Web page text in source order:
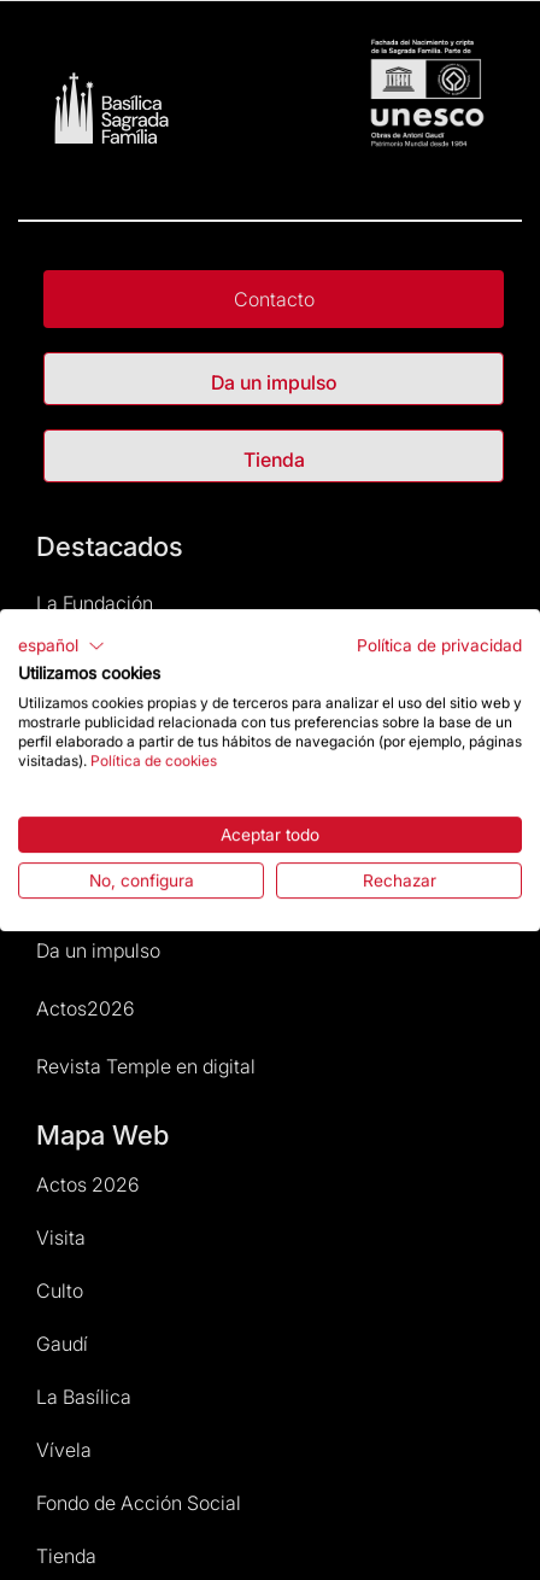
Contacto
Da un impulso
Tienda
Destacados
La Fundación
Preguntas frecuentes
Atención al Visitante
Noticias y Actualidad
Agenda
Da un impulso
Actos2026
Revista Temple en digital
Mapa Web
Actos 2026
Visita
Culto
Gaudí
La Basílica
Vívela
Fondo de Acción Social
Tienda
español
Política de privacidad
Utilizamos cookies
Utilizamos cookies propias y de terceros para analizar el uso del sitio web y
mostrarle publicidad relacionada con tus preferencias sobre la base de un
perfil elaborado a partir de tus hábitos de navegación (por ejemplo, páginas
visitadas). Política de cookies
Aceptar todo
No, configura Rechazar